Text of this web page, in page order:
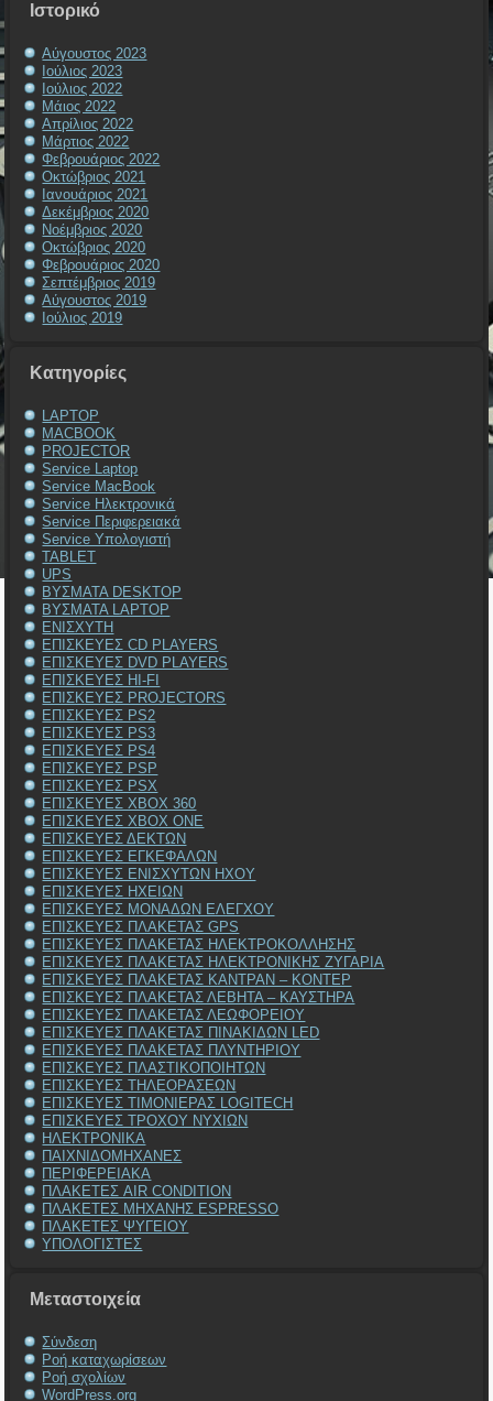
Ιστορικό
Αύγουστος 2023
Ιούλιος 2023
Ιούλιος 2022
Μάιος 2022
Απρίλιος 2022
Μάρτιος 2022
Φεβρουάριος 2022
Οκτώβριος 2021
Ιανουάριος 2021
Δεκέμβριος 2020
Νοέμβριος 2020
Οκτώβριος 2020
Φεβρουάριος 2020
Σεπτέμβριος 2019
Αύγουστος 2019
Ιούλιος 2019
Kατηγορίες
LAPTOP
MACBOOK
PROJECTOR
Service Laptop
Service MacBook
Service Ηλεκτρονικά
Service Περιφερειακά
Service Υπολογιστή
TABLET
UPS
ΒΥΣΜΑΤΑ DESKTOP
ΒΥΣΜΑΤΑ LAPTOP
ΕΝΙΣΧΥΤΗ
ΕΠΙΣΚΕΥΕΣ CD PLAYERS
ΕΠΙΣΚΕΥΕΣ DVD PLAYERS
ΕΠΙΣΚΕΥΕΣ HI-FI
ΕΠΙΣΚΕΥΕΣ PROJECTORS
ΕΠΙΣΚΕΥΕΣ PS2
ΕΠΙΣΚΕΥΕΣ PS3
ΕΠΙΣΚΕΥΕΣ PS4
ΕΠΙΣΚΕΥΕΣ PSP
ΕΠΙΣΚΕΥΕΣ PSX
ΕΠΙΣΚΕΥΕΣ XBOX 360
ΕΠΙΣΚΕΥΕΣ XBOX ONE
ΕΠΙΣΚΕΥΕΣ ΔΕΚΤΩΝ
ΕΠΙΣΚΕΥΕΣ ΕΓΚΕΦΑΛΩΝ
ΕΠΙΣΚΕΥΕΣ ΕΝΙΣΧΥΤΩΝ ΗΧΟΥ
ΕΠΙΣΚΕΥΕΣ ΗΧΕΙΩΝ
ΕΠΙΣΚΕΥΕΣ ΜΟΝΑΔΩΝ ΕΛΕΓΧΟΥ
ΕΠΙΣΚΕΥΕΣ ΠΛΑΚΕΤΑΣ GPS
ΕΠΙΣΚΕΥΕΣ ΠΛΑΚΕΤΑΣ ΗΛΕΚΤΡΟΚΟΛΛΗΣΗΣ
ΕΠΙΣΚΕΥΕΣ ΠΛΑΚΕΤΑΣ ΗΛΕΚΤΡΟΝΙΚΗΣ ΖΥΓΑΡΙΑ
ΕΠΙΣΚΕΥΕΣ ΠΛΑΚΕΤΑΣ ΚΑΝΤΡΑΝ – ΚΟΝΤΕΡ
ΕΠΙΣΚΕΥΕΣ ΠΛΑΚΕΤΑΣ ΛΕΒΗΤΑ – ΚΑΥΣΤΗΡΑ
ΕΠΙΣΚΕΥΕΣ ΠΛΑΚΕΤΑΣ ΛΕΩΦΟΡΕΙΟΥ
ΕΠΙΣΚΕΥΕΣ ΠΛΑΚΕΤΑΣ ΠΙΝΑΚΙΔΩΝ LED
ΕΠΙΣΚΕΥΕΣ ΠΛΑΚΕΤΑΣ ΠΛΥΝΤΗΡΙΟΥ
ΕΠΙΣΚΕΥΕΣ ΠΛΑΣΤΙΚΟΠΟΙΗΤΩΝ
ΕΠΙΣΚΕΥΕΣ ΤΗΛΕΟΡΑΣΕΩΝ
ΕΠΙΣΚΕΥΕΣ ΤΙΜΟΝΙΕΡΑΣ LOGITECH
ΕΠΙΣΚΕΥΕΣ ΤΡΟΧΟΥ ΝΥΧΙΩΝ
ΗΛΕΚΤΡΟΝΙΚΑ
ΠΑΙΧΝΙΔΟΜΗΧΑΝΕΣ
ΠΕΡΙΦΕΡΕΙΑΚΑ
ΠΛΑΚΕΤΕΣ AIR CONDITION
ΠΛΑΚΕΤΕΣ ΜΗΧΑΝΗΣ ESPRESSO
ΠΛΑΚΕΤΕΣ ΨΥΓΕΙΟΥ
ΥΠΟΛΟΓΙΣΤΕΣ
Μεταστοιχεία
Σύνδεση
Ροή καταχωρίσεων
Ροή σχολίων
WordPress.org